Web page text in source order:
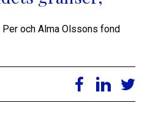
och Alma Olssons fond